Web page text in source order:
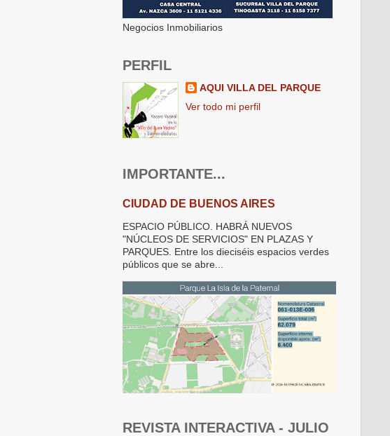
Negocios Inmobiliarios
PERFIL
AQUI VILLA DEL PARQUE
Ver todo mi perfil
IMPORTANTE...
CIUDAD DE BUENOS AIRES
ESPACIO PÚBLICO. HABRÁ NUEVOS
"NÚCLEOS DE SERVICIOS" EN PLAZAS Y
PARQUES. Entre los dieciséis espacios verdes
públicos que se abre...
REVISTA INTERACTIVA - JULIO